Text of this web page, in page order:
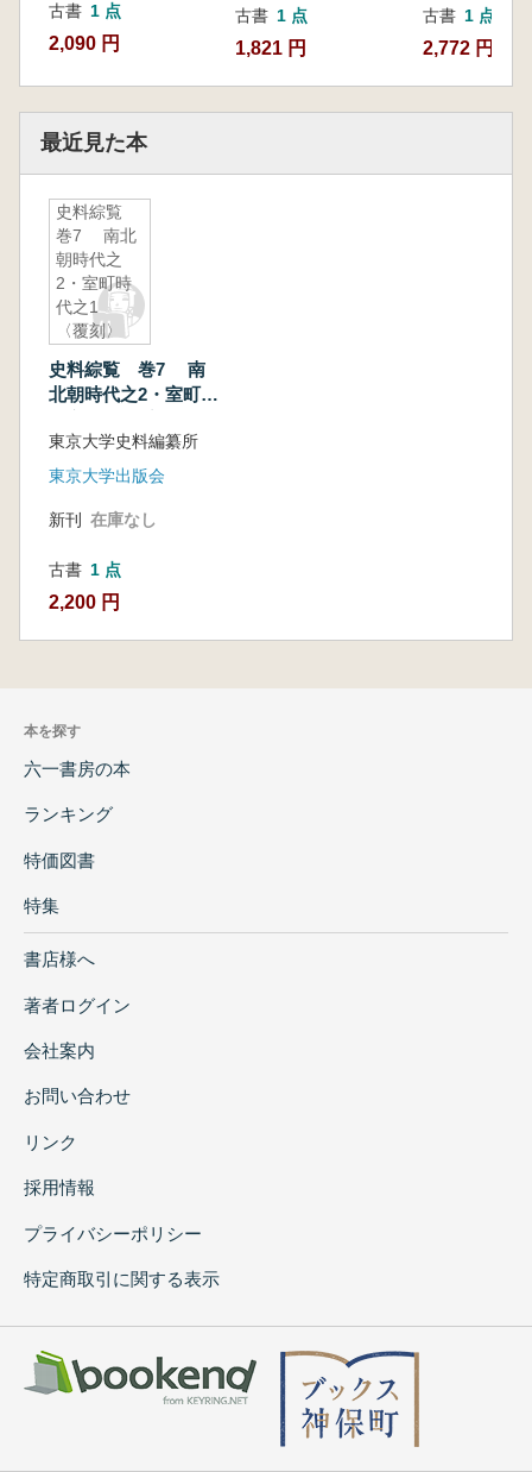
古書 1 点
2,090 円
古書 1 点
1,821 円
古書 1 点
2,772 円
最近見た本
史料綜覧
巻7 南北
朝時代之
2・室町時
代之1
〈覆刻〉
史料綜覧 巻7 南
北朝時代之2・室町時
東京大学史料編纂所
東京大学出版会
新刊 在庫なし
古書 1 点
2,200 円
本を探す
六一書房の本
ランキング
特価図書
特集
書店様へ
著者ログイン
会社案内
お問い合わせ
リンク
採用情報
プライバシーポリシー
特定商取引に関する表示